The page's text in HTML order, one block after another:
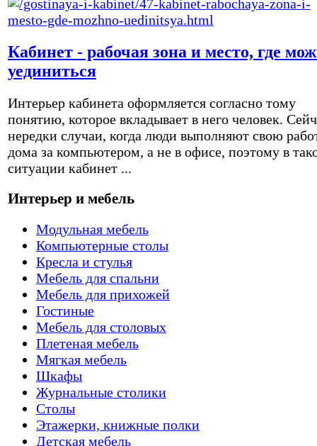
Кабинет - рабочая зона и место, где
уединиться
Интерьер кабинета оформляется согласно тому
понятию, которое вкладывает в него человек.
нередки случаи, когда люди выполняют свою
дома за компьютером, а не в офисе, поэтому в
ситуации кабинет ...
Интерьер и мебель
Модульная мебель
Компьютерные столы
Кресла и стулья
Мебель для спальни
Мебель для прихожей
Гостиные
Мебель для столовых
Плетеная мебель
Мягкая мебель
Шкафы
Журнальные столики
Столы
Этажерки, книжные полки
Детская мебель